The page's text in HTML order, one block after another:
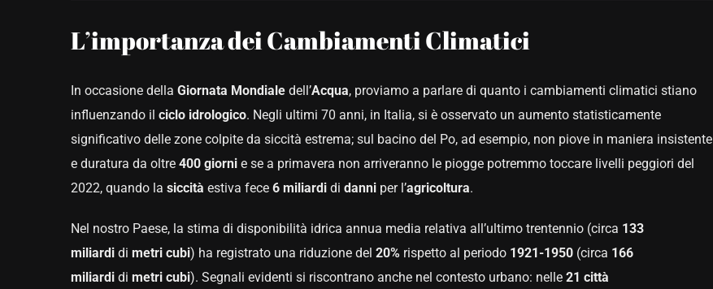
L’importanza dei Cambiamenti Climatici
In occasione della Giornata Mondialedell’Acqua, proviamo a parlare di quanto i cambiamenti climatici stiano
influenzando il ciclo idrologico. Negli ultimi 70 anni, in Italia, si è osservato un aumento statisticamente
significativo delle zone colpite da siccità estrema; sul bacino del Po, ad esempio, non piove in maniera insistente
e duratura da oltre 400 giorni e se a primavera non arriveranno le piogge potremmo toccare livelli peggiori del
2022, quando la siccità estiva fece 6 miliardi di danni per l’agricoltura.
Nel nostro Paese, la stima di disponibilità idrica annua media relativa all’ultimo trentennio (circa 133
miliardi di metri cubi) ha registrato una riduzione del 20% rispetto al periodo 1921-1950 (circa 166
miliardi di metri cubi). Segnali evidenti si riscontrano anche nel contesto urbano: nelle 21 città